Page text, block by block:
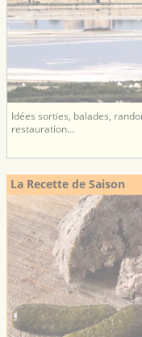
Idées sorties, balades,
restauration...
La Recette de Saison